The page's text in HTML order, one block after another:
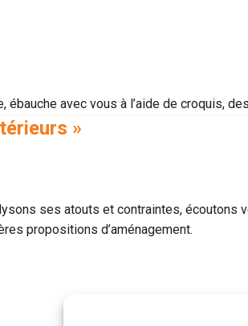
avec vous à l’aide de croquis,
»
ses atouts et contraintes, écoutons
propositions d’aménagement.